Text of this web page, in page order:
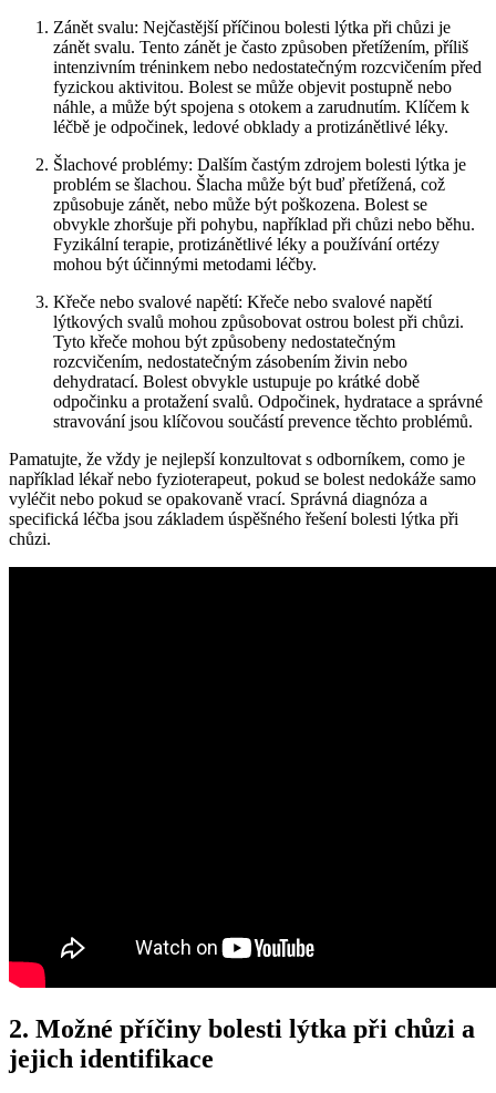
Zánět svalu: Nejčastější příčinou bolesti lýtka při chůzi je
zánět svalu. Tento zánět je často způsoben přetížením, příliš
intenzivním tréninkem nebo nedostatečným rozcvičením před
fyzickou aktivitou. Bolest se může objevit postupně nebo
náhle, a může být spojena s otokem a zarudnutím. Klíčem k
léčbě je odpočinek, ledové obklady a protizánětlivé léky.
Šlachové problémy: Dalším častým zdrojem bolesti lýtka je
problém se šlachou. Šlacha může být buď přetížená, což
způsobuje zánět, nebo může být poškozena. Bolest se
obvykle zhoršuje při pohybu, například při chůzi nebo běhu.
Fyzikální terapie, protizánětlivé léky a používání ortézy
mohou být účinnými metodami léčby.
Křeče nebo svalové napětí: Křeče nebo svalové napětí
lýtkových svalů mohou způsobovat ostrou bolest při chůzi.
Tyto křeče mohou být způsobeny nedostatečným
rozcvičením, nedostatečným zásobením živin nebo
dehydratací. Bolest obvykle ustupuje po krátké době
odpočinku a protažení svalů. Odpočinek, hydratace a správné
stravování jsou klíčovou součástí prevence těchto problémů.
Pamatujte, že vždy je nejlepší konzultovat s odborníkem, como je
například lékař nebo fyzioterapeut, pokud se bolest nedokáže samo
vyléčit nebo pokud se opakovaně vrací. Správná diagnóza a
specifická léčba jsou základem úspěšného řešení bolesti lýtka při
chůzi.
2. Možné příčiny bolesti lýtka při chůzi a
jejich identifikace